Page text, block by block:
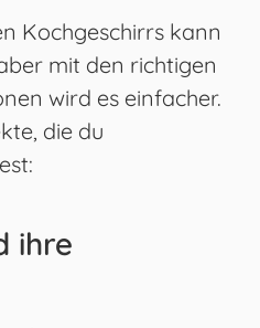
Kochgeschirrs kann
mit den richtigen
wird es einfacher.
die du
ihre